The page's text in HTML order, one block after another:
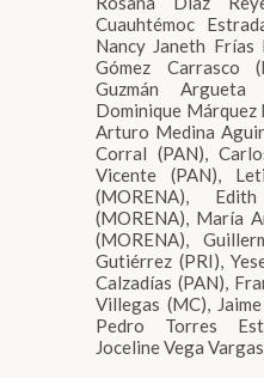
Cuauhtémoc
Nancy Janeth Frías
Gómez Carrasco
Guzmán Argueta
Dominique Márquez
Arturo Medina
Corral (PAN),
Vicente (PAN),
(MORENA),
(MORENA), María
(MORENA),
Gutiérrez (PRI),
Calzadías (PAN),
Villegas (MC),
Pedro Torres
Joceline Vega